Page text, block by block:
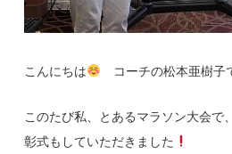
こんにちは コーチの松本亜樹子
このたび私、とあるマラソン大会で
彰式もしていただきました